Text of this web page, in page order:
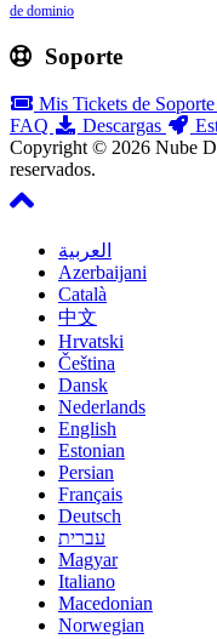
de dominio
Soporte
Mis Tickets de Soporte
FAQ
Descargas
Copyright © 2026 Nube
reservados.
العربية
Azerbaijani
Català
中文
Hrvatski
Čeština
Dansk
Nederlands
English
Estonian
Persian
Français
Deutsch
עברית
Magyar
Italiano
Macedonian
Norwegian